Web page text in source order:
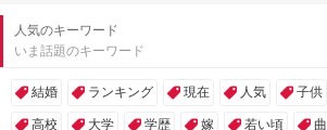
人気のキーワード
いま話題のキーワード
結婚 ランキング 現在 人気 子供
高校 大学 学歴 嫁 若い頃 曲